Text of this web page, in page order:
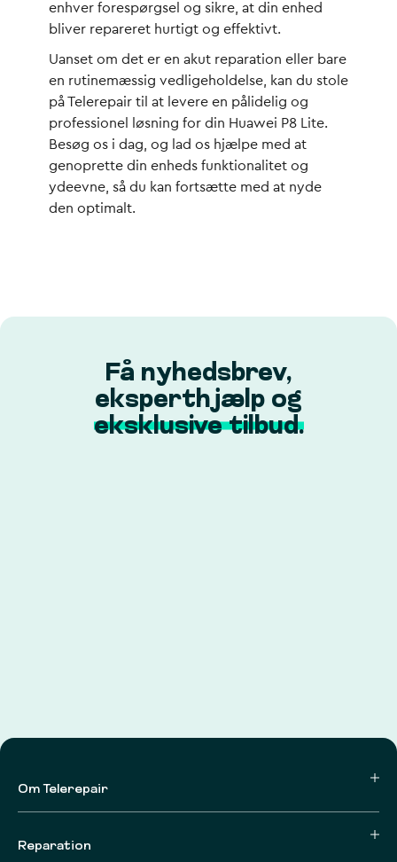
enhver forespørgsel og sikre, at din enhed
bliver repareret hurtigt og effektivt.
Uanset om det er en akut reparation eller bare
en rutinemæssig vedligeholdelse, kan du stole
på Telerepair til at levere en pålidelig og
professionel løsning for din Huawei P8 Lite.
Besøg os i dag, og lad os hjælpe med at
genoprette din enheds funktionalitet og
ydeevne, så du kan fortsætte med at nyde
den optimalt.
Få nyhedsbrev,
eksperthjælp og
eksklusive tilbud.
Om Telerepair
Reparation